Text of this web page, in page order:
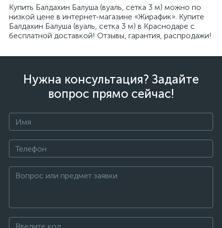
Купить Балдахин Балуша (вуаль, сетка 3 м) можно по
низкой цене в интернет-магазине «Жирафик». Купите
Балдахин Балуша (вуаль, сетка 3 м) в Краснодаре с
бесплатной доставкой! Отзывы, гарантия, распродажи!
Нужна консультация? Задайте
вопрос прямо сейчас!